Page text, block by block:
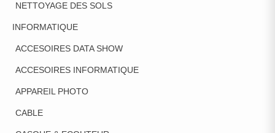
NETTOYAGE DES SOLS
INFORMATIQUE
ACCESOIRES DATA SHOW
ACCESOIRES INFORMATIQUE
APPAREIL PHOTO
CABLE